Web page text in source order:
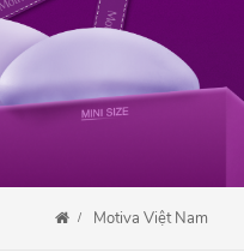
Motiva Việt Nam